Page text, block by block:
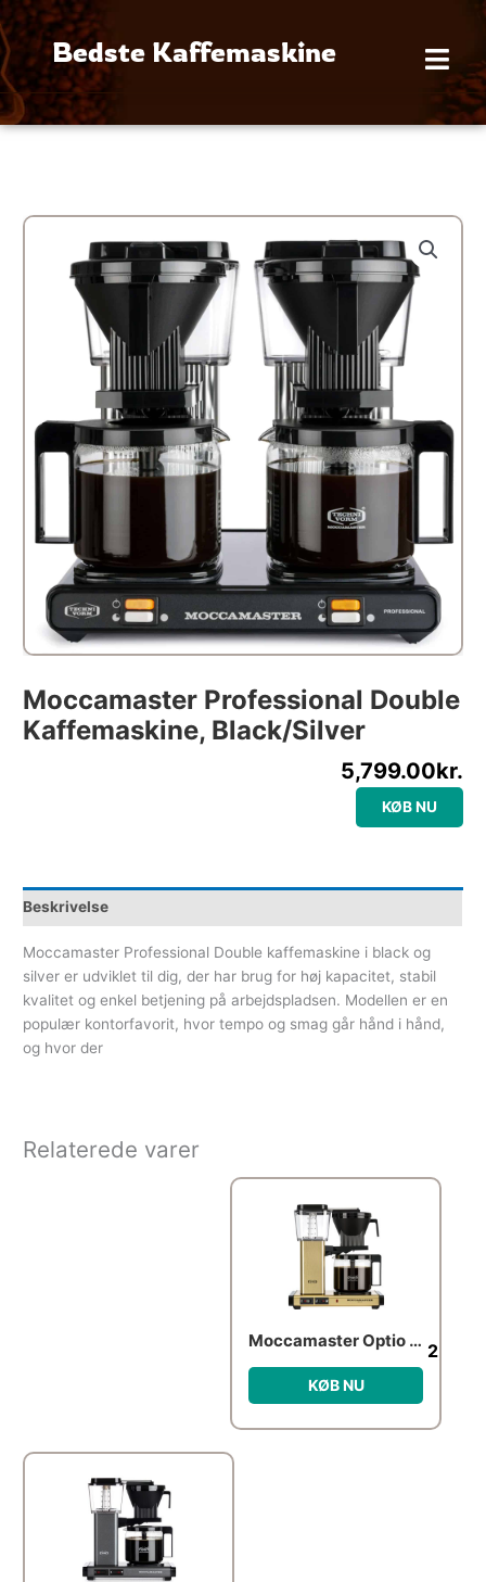
til
indholdetBedste Kaffemaskine
Moccamaster Professional Double
Kaffemaskine, Black/silver
5,799.00kr.
KØB NU
Beskrivelse
Moccamaster Professional Double kaffemaskine i black og
silver er udviklet til dig, der har brug for høj kapacitet, stabil
kvalitet og enkel betjening på arbejdspladsen. Modellen er en
populær kontorfavorit, hvor tempo og smag går hånd i hånd,
og hvor der
Relaterede varer
Moccamaster Optio kaffemaskine 1,25 liter, Gold
KØB NU